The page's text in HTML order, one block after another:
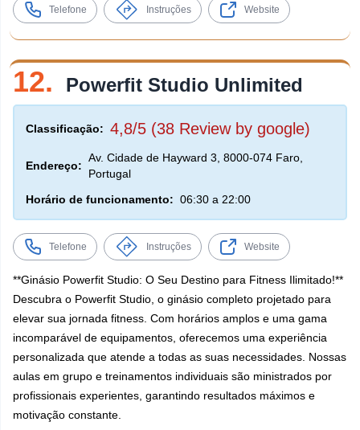
Telefone Instruções Website
12. Powerfit Studio Unlimited
Classificação: 4,8/5 (38 Review by google)
Endereço:
Av. Cidade de Hayward 3, 8000-074 Faro,
Portugal
Horário de funcionamento: 06:30 a 22:00
Telefone Instruções Website
**Ginásio Powerfit Studio: O Seu Destino para Fitness Ilimitado!**
Descubra o Powerfit Studio, o ginásio completo projetado para
elevar sua jornada fitness. Com horários amplos e uma gama
incomparável de equipamentos, oferecemos uma experiência
personalizada que atende a todas as suas necessidades. Nossas
aulas em grupo e treinamentos individuais são ministrados por
profissionais experientes, garantindo resultados máximos e
motivação constante.